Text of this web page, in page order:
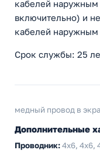
кабелей
включительно) и
кабелей
Срок службы: 25
медный провод в
Дополнительные
Проводник:4х6, 4x6,